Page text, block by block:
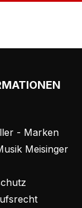
- Marken
Meisinger